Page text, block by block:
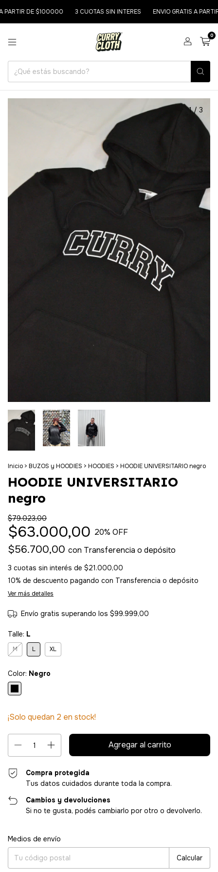
DE $100000 3 CUOTAS SIN INTERES ENVIO GRATIS A PARTIR
0
1/ 3
Inicio > BUZOS y HOODIES > HOODIES > HOODIE UNIVERSITARIO negro
HOODIE UNIVERSITARIO
negro
$79.023,00
$63.000,00 20% OFF
$56.700,00 con Transferencia o depósito
3 cuotas sin interés de $21.000,00
10% de descuento pagando con Transferencia o depósito
Ver más detalles
Envío gratis superando los $99.999,00
Talle: L
M L XL
Color: Negro
¡Solo quedan 2 en stock!
Compra protegida
Tus datos cuidados durante toda la compra.
Cambios y devoluciones
Si no te gusta, podés cambiarlo por otro o devolverlo.
Entregas para el CP:
Medios de envío
Calcular